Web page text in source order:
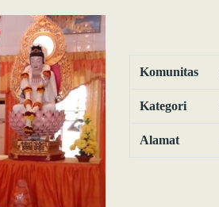
Komunitas
Kategori
Alamat